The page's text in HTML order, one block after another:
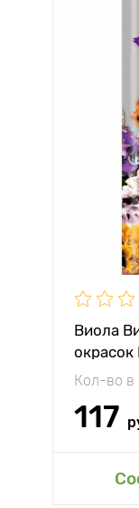
Виола
окрасок
Кол-во в
117